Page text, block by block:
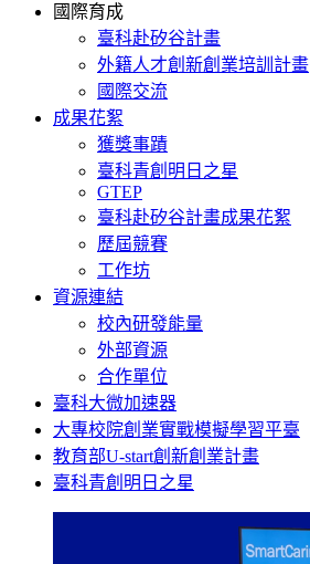
國際育成
臺科赴矽谷計畫
外籍人才創新創業培訓計畫
國際交流
成果花絮
獲獎事蹟
臺科青創明日之星
GTEP
臺科赴矽谷計畫成果花絮
歷屆競賽
工作坊
資源連結
校內研發能量
外部資源
合作單位
臺科大微加速器
大專校院創業實戰模擬學習平臺
教育部U-start創新創業計畫
臺科青創明日之星